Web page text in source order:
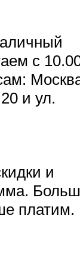
с
и ул.
и
платим.